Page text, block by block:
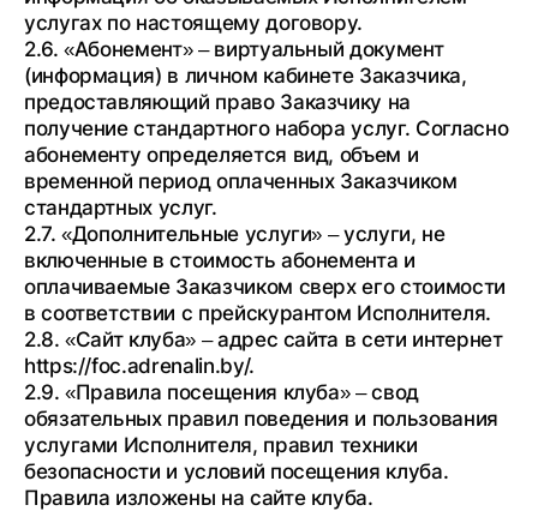
услугах по настоящему договору.
2.6. «Абонемент» – виртуальный документ
(информация) в личном кабинете Заказчика,
предоставляющий право Заказчику на
получение стандартного набора услуг. Согласно
абонементу определяется вид, объем и
временной период оплаченных Заказчиком
стандартных услуг.
2.7. «Дополнительные услуги» – услуги, не
включенные в стоимость абонемента и
оплачиваемые Заказчиком сверх его стоимости
в соответствии с прейскурантом Исполнителя.
2.8. «Сайт клуба» – адрес сайта в сети интернет
https://foc.adrenalin.by/.
2.9. «Правила посещения клуба» – свод
обязательных правил поведения и пользования
услугами Исполнителя, правил техники
безопасности и условий посещения клуба.
Правила изложены на сайте клуба.